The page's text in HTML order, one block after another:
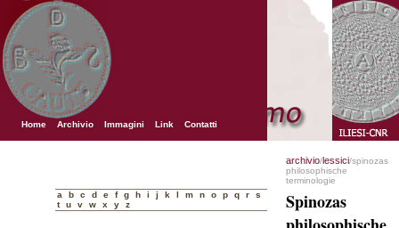
Home Archivio Immagini Link Contatti
a b c d e f g h i j k l m n o p q r
s
t
u v w x y z
archivio/lessici/spinozas
philosophische
terminologie
Spinozas